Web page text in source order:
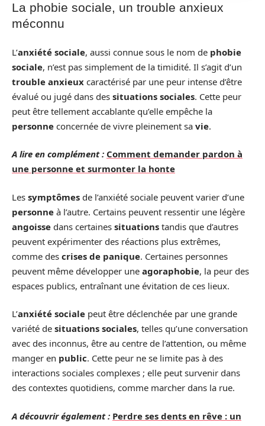
La phobie sociale, un trouble anxieux
méconnu
L’anxiété sociale, aussi connue sous le nom de phobie
sociale, n’est pas simplement de la timidité. Il s’agit d’un
trouble anxieux caractérisé par une peur intense d’être
évalué ou jugé dans des situations sociales. Cette peur
peut être tellement accablante qu’elle empêche la
personne concernée de vivre pleinement sa vie.
A lire en complément : Comment demander pardon à
une personne et surmonter la honte
Les symptômes de l’anxiété sociale peuvent varier d’une
personne à l’autre. Certains peuvent ressentir une légère
angoisse dans certaines situations tandis que d’autres
peuvent expérimenter des réactions plus extrêmes,
comme des crises de panique. Certaines personnes
peuvent même développer une agoraphobie, la peur des
espaces publics, entraînant une évitation de ces lieux.
L’anxiété sociale peut être déclenchée par une grande
variété de situations sociales, telles qu’une conversation
avec des inconnus, être au centre de l’attention, ou même
manger en public. Cette peur ne se limite pas à des
interactions sociales complexes ; elle peut survenir dans
des contextes quotidiens, comme marcher dans la rue.
A découvrir également : Perdre ses dents en rêve : un